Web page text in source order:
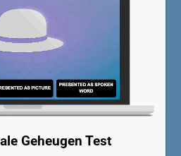
Geheugen Test